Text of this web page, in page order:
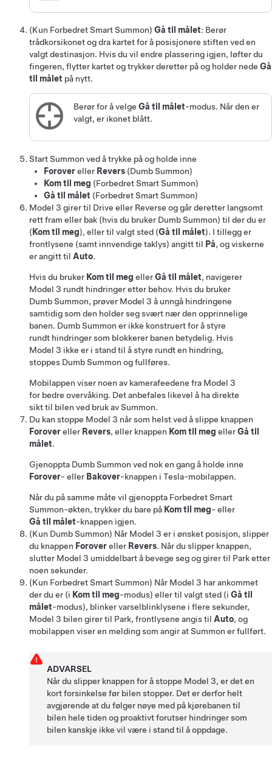
(Kun Forbedret Smart Summon) Gå til målet: Berør
trådkorsikonet og dra kartet for å posisjonere stiften ved en
valgt destinasjon. Hvis du vil endre plassering igjen, løfter du
fingeren, flytter kartet og trykker deretter på og holder nede Gå
til målet på nytt.
Berør for å velge Gå til målet-modus. Når den er
valgt, er ikonet blått.
StartSummon ved å trykke på og holde inne
Forovereller Revers (Dumb Summon)
Kom til meg (Forbedret Smart Summon)
Gå til målet (Forbedret Smart Summon)
Model 3 girer til Drive eller Reverse og går deretter langsomt
rett fram eller bak (hvis du bruker Dumb Summon) til der du er
( Kom til meg), eller til valgt sted (Gå til målet). I tillegg er
frontlysene (samt innvendige taklys) angitt til På, og viskerne
er angitt til Auto.
Hvis du bruker Kom til meg ellerGå til målet, navigerer
Model 3 rundt hindringer etter behov. Hvis du bruker
Dumb Summon, prøver Model 3 å unngå hindringene
samtidig som den holder seg svært nær den opprinnelige
banen. Dumb Summon er ikke konstruert for å styre
rundt hindringer som blokkerer banen betydelig. Hvis
Model 3 ikke er i stand til å styre rundt en hindring,
stoppes Dumb Summon og fullføres.
Mobilappen viser noen av kamerafeedene fra Model 3
for bedre overvåking. Det anbefales likevel å ha direkte
sikt til bilen ved bruk av Summon.
Du kan stoppe Model 3 når som helst ved å slippe knappen
Forovereller Revers, eller knappen Kom til meg ellerGå til
målet.
Gjenoppta Dumb Summon ved nok en gang å holde inne
Forover- eller Bakover-knappen i Tesla-mobilappen.
Når du på samme måte vil gjenoppta Forbedret Smart
Summon-økten, trykker du bare på Kom til meg- eller
Gå til målet-knappen igjen.
(Kun Dumb Summon) Når Model 3 er i ønsket posisjon, slipper
du knappen Forovereller Revers. Når du slipper knappen,
slutter Model 3 umiddelbart å bevege seg og girer til Park etter
noen sekunder.
(Kun Forbedret Smart Summon) Når Model 3 har ankommet
der du er (i Kom til meg-modus) eller til valgt sted (i Gå til
målet-modus), blinker varselblinklysene i flere sekunder,
Model 3 bilen girer til Park, frontlysene angis til Auto, og
mobilappen viser en melding som angir atSummon er fullført.
ADVARSEL
Når du slipper knappen for å stoppe Model 3, er det en
kort forsinkelse før bilen stopper. Det er derfor helt
avgjørende at du følger nøye med på kjørebanen til
bilen hele tiden og proaktivt forutser hindringer som
bilen kanskje ikke vil være i stand til å oppdage.